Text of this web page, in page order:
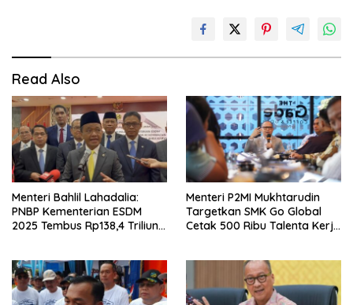
Read Also
Menteri Bahlil Lahadalia:
PNBP Kementerian ESDM
2025 Tembus Rp138,4 Triliun,
Menteri P2MI Mukhtarudin
Targetkan SMK Go Global
Cetak 500 Ribu Talenta Kerja